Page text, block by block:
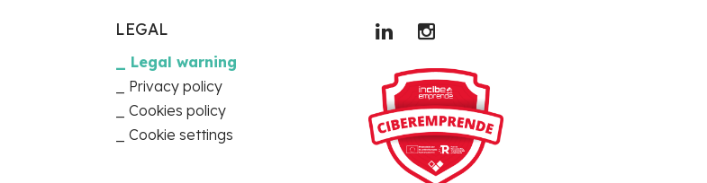
LEGAL
Legal warning
Privacy policy
Cookies policy
Cookie settings